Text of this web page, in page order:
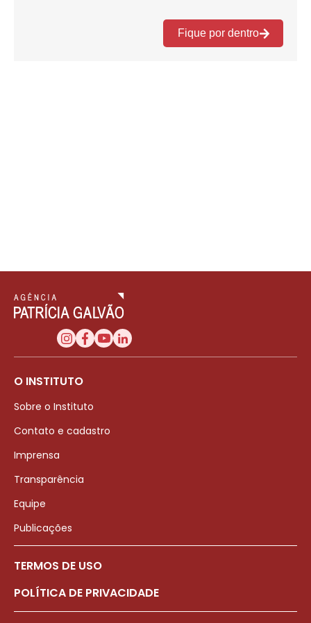
O INSTITUTO
Sobre o Instituto
Contato e cadastro
Imprensa
Transparência
Equipe
Publicações
TERMOS DE USO
POLÍTICA DE PRIVACIDADE